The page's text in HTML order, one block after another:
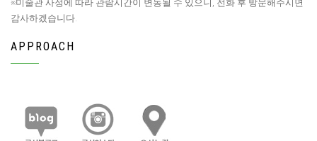
※미술관 사정에 따라 관람시간이 변동될 수 있으니, 전화 후 방문해주시면
감사하겠습니다.
APPROACH